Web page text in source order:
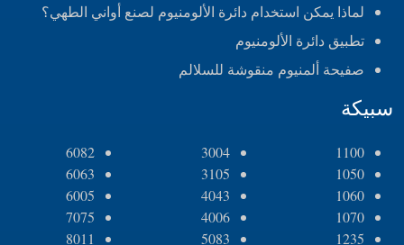
لماذا يمكن استخدام دائرة الألومنيوم لصنع أواني الطهي؟
تطبيق دائرة الألومنيوم
صفيحة ألمنيوم منقوشة للسلالم
سبيكة
1100
1050
1060
1070
1235
3004
3105
4043
4006
5083
6082
6063
6005
7075
8011